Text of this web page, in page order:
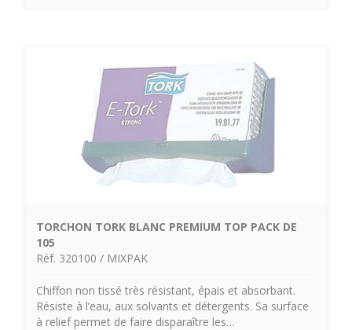
TORCHON TORK BLANC PREMIUM TOP PACK DE
105
Réf. 320100 / MIXPAK
Chiffon non tissé très résistant, épais et absorbant.
Résiste à l’eau, aux solvants et détergents. Sa surface
à relief permet de faire disparaître les…